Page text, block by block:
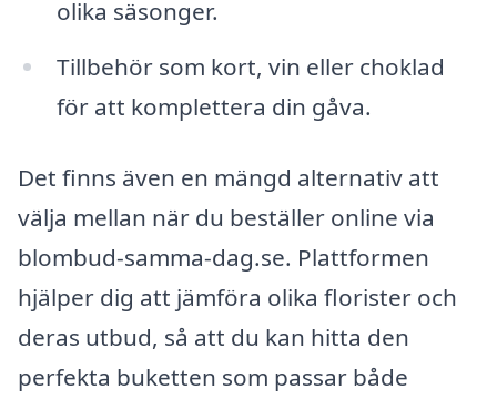
olika säsonger.
Tillbehör som kort, vin eller choklad
för att komplettera din gåva.
Det finns även en mängd alternativ att
välja mellan när du beställer online via
blombud-samma-dag.se. Plattformen
hjälper dig att jämföra olika florister och
deras utbud, så att du kan hitta den
perfekta buketten som passar både